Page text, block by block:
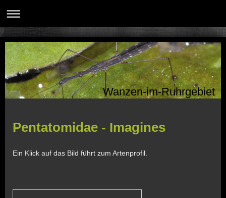
Wanzen-im-Ruhrgebiet
Pentatomidae - Imagines
Ein Klick auf das Bild führt zum Artenprofil.